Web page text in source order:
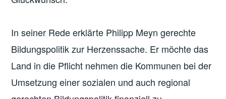
In seiner Rede erklärte Philipp Meyn gerechte
Bildungspolitik zur Herzenssache. Er möchte das
Land in die Pflicht nehmen die Kommunen bei der
Umsetzung einer sozialen und auch regional